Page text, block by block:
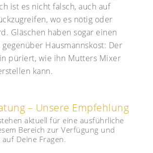
ist es nicht falsch, auch auf
wo es nötig oder
Gläschen haben sogar einen
Hausmannskost: Der
püriert, wie ihn Mutters Mixer
kann.
– Unsere Empfehlung
aktuell für eine ausführliche
Bereich zur Verfügung und
Deine Fragen.